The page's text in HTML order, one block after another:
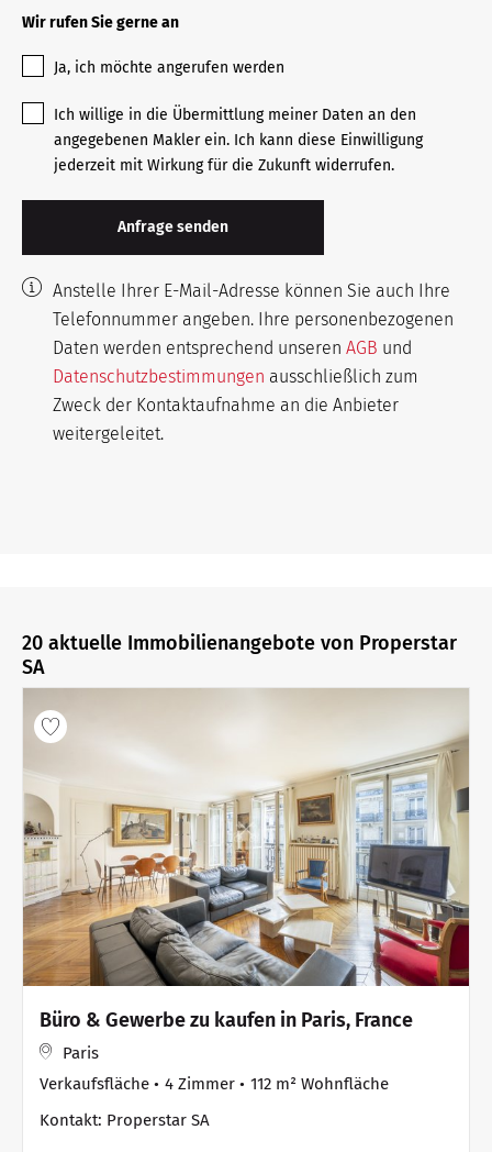
Wir rufen Sie gerne an
Ja, ich möchte angerufen werden
Ich willige in die Übermittlung meiner Daten an den
angegebenen Makler ein. Ich kann diese Einwilligung
jederzeit mit Wirkung für die Zukunft widerrufen.
Anstelle Ihrer E-Mail-Adresse können Sie auch Ihre
Telefonnummer angeben. Ihre personenbezogenen
Daten werden entsprechend unseren AGB und
Datenschutzbestimmungen ausschließlich zum
Zweck der Kontaktaufnahme an die Anbieter
weitergeleitet.
20 aktuelle Immobilienangebote von Properstar
SA
Büro & Gewerbe zu kaufen in Paris, France
Paris
Verkaufsfläche
4 Zimmer
112 m² Wohnfläche
Kontakt: Properstar SA